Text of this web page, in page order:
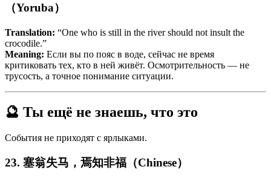
（Yoruba）
Translation: “One who is still in the river should not insult the
crocodile.”
Meaning: Если вы по пояс в воде, сейчас не время
критиковать тех, кто в ней живёт. Осмотрительность — не
трусость, а точное понимание ситуации.
🔮 Ты ещё не знаешь, что это
События не приходят с ярлыками.
23. 塞翁失马，焉知非福（Chinese）